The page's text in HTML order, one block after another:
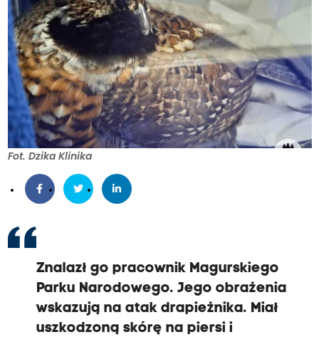
Fot. Dzika Klinika
Znalazł go pracownik Magurskiego
Parku Narodowego. Jego obrażenia
wskazują na atak drapieżnika. Miał
uszkodzoną skórę na piersi i